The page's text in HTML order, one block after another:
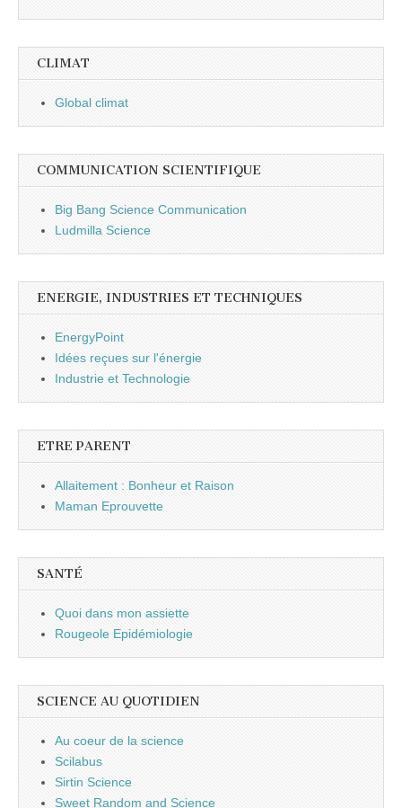
CLIMAT
Global climat
COMMUNICATION SCIENTIFIQUE
Big Bang Science Communication
Ludmilla Science
ENERGIE, INDUSTRIES ET TECHNIQUES
EnergyPoint
Idées reçues sur l'énergie
Industrie et Technologie
ETRE PARENT
Allaitement : Bonheur et Raison
Maman Eprouvette
SANTÉ
Quoi dans mon assiette
Rougeole Epidémiologie
SCIENCE AU QUOTIDIEN
Au coeur de la science
Scilabus
Sirtin Science
Sweet Random and Science